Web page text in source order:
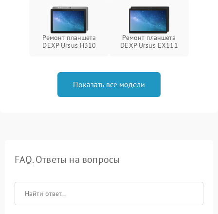
Ремонт планшета
DEXP Ursus H310
Ремонт планшета
DEXP Ursus EX111
Показать все модели
FAQ. Ответы на вопросы